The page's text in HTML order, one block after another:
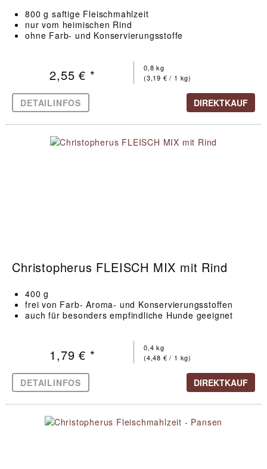
800 g saftige Fleischmahlzeit
nur vom heimischen Rind
ohne Farb- und Konservierungsstoffe
0,8 kg
(3,19 € / 1 kg)
2,55 € *
DETAILINFOS DIREKTKAUF
Christopherus FLEISCH MIX mit Rind
400 g
frei von Farb- Aroma- und Konservierungsstoffen
auch für besonders empfindliche Hunde geeignet
0,4 kg
(4,48 € / 1 kg)
1,79 € *
DETAILINFOS DIREKTKAUF